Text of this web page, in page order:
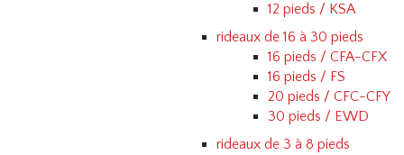
12 pieds / KSA
rideaux de 16 à 30 pieds
16 pieds / CFA-CFX
16 pieds / FS
20 pieds / CFC-CFY
30 pieds / EWD
rideaux de 3 à 8 pieds